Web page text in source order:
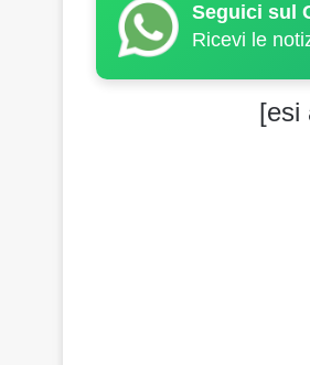
Seguici sul
Ricevi le
[esi